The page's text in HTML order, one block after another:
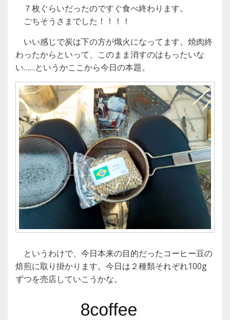
７枚ぐらいだったのですぐ食べ終わります。
ごちそうさまでした！！！！
いい感じで炭は下の方が熾火になってます。焼肉終
わったからといって、このまま消すのはもったいな
い……というかここから今日の本題。
というわけで、今日本来の目的だったコーヒー豆の
焙煎に取り掛かります。今日は２種類それぞれ100g
ずつを売店していこうかな。